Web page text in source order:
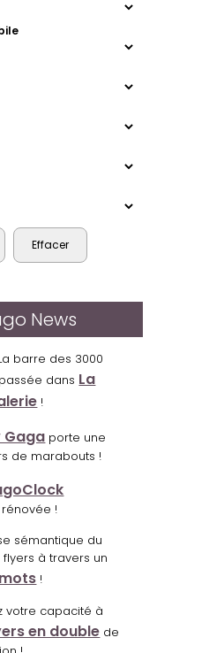
News
barre des 3000
dans La
!
Gaga porte une
de marabouts !
!
sémantique du
à travers un
!
votre capacité à
en double de